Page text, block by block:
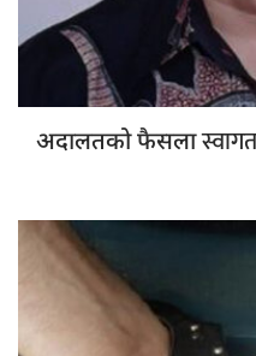
अदालतको फैसला